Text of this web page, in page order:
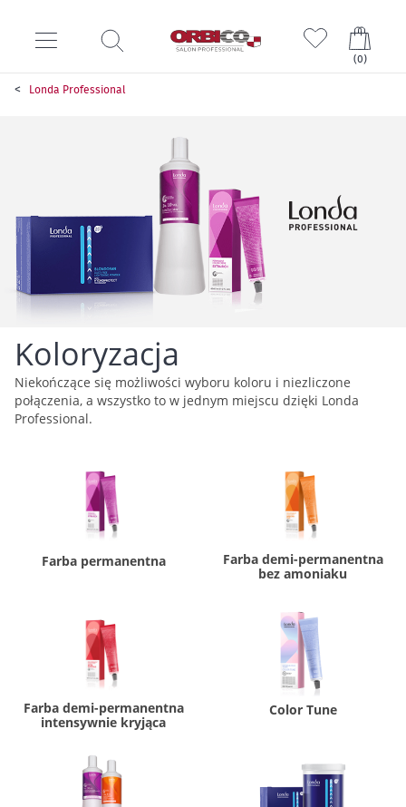
(0)
Londa Professional
Koloryzacja
Niekończące się możliwości wyboru koloru i niezliczone
połączenia, a wszystko to w jednym miejscu dzięki Londa
Professional.
Farba permanentna
Farba demi-permanentna
bez amoniaku
Farba demi-permanentna
intensywnie kryjąca
Color Tune